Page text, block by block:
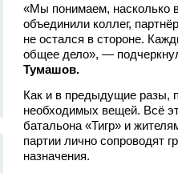
«Мы понимаем, насколько
объединили коллег,
не остался в стороне.
общее дело», —
Тумашов.
Как и в предыдущие разы,
необходимых вещей. Всё
батальона «Тигр» и
партии лично сопроводят
назначения.